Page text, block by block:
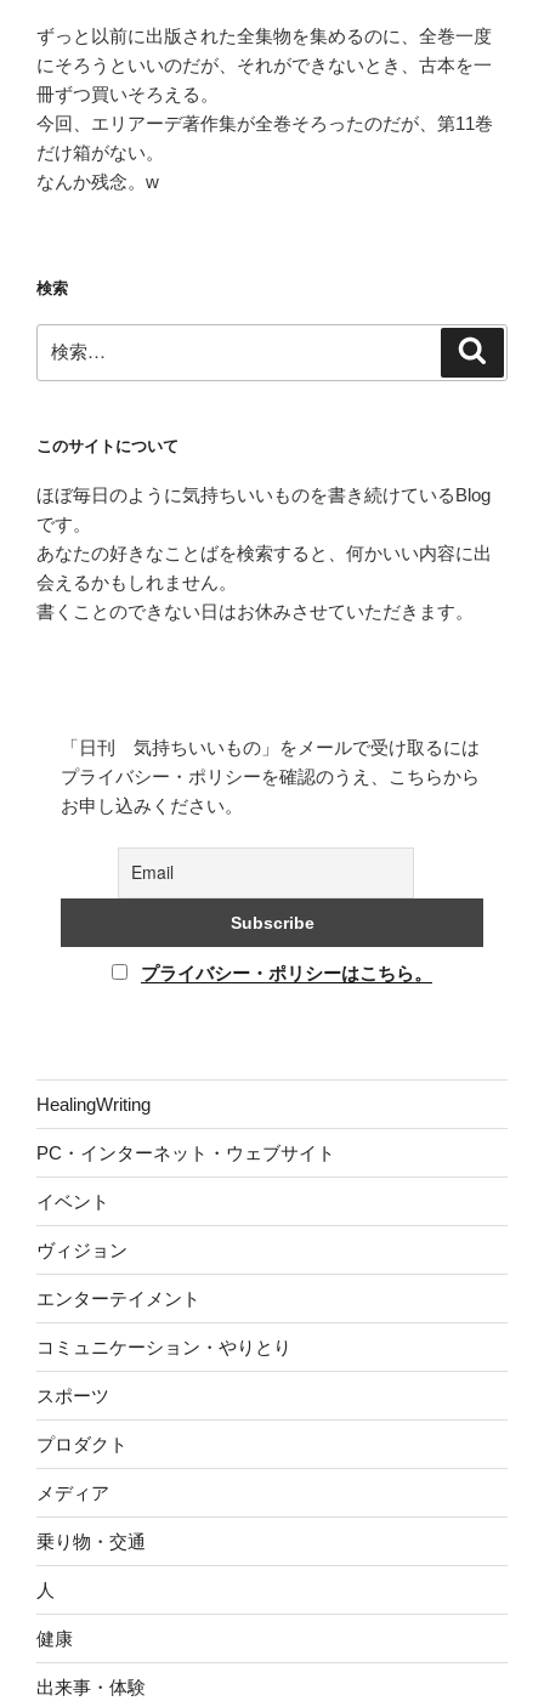
ずっと以前に出版された全集物を集めるのに、全巻一度
にそろうといいのだが、それができないとき、古本を一
冊ずつ買いそろえる。
今回、エリアーデ著作集が全巻そろったのだが、第11巻
だけ箱がない。
なんか残念。w
検索
索:
このサイトについて
ほぼ毎日のように気持ちいいものを書き続けているBlog
です。
あなたの好きなことばを検索すると、何かいい内容に出
会えるかもしれません。
書くことのできない日はお休みさせていただきます。
「日刊 気持ちいいもの」をメールで受け取るには
プライバシー・ポリシーを確認のうえ、こちらから
お申し込みください。
プライバシー・ポリシーはこちら。
HealingWriting
PC・インターネット・ウェブサイト
イベント
ヴィジョン
エンターテイメント
コミュニケーション・やりとり
スポーツ
プロダクト
メディア
乗り物・交通
人
健康
出来事・体験